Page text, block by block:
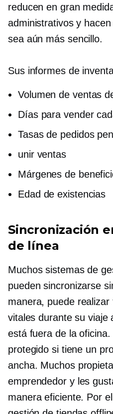
reducen en gran
administrativos y
sea aún más sencillo.
Sus informes de
Volumen de ventas
Días para vender
Tasas de pedidos
unir ventas
Márgenes de
Edad de existencias
Sincronización
de línea
Muchos sistemas de
pueden sincronizarse
manera, puede
vitales durante su viaje
está fuera de la
protegido si tiene un
ancha. Muchos
emprendedory les
manera eficiente. Por